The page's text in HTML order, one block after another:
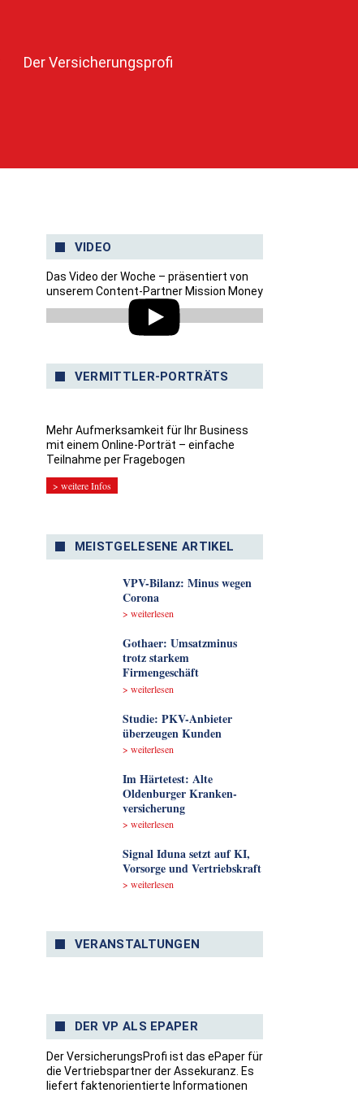
Der Versicherungsprofi
VIDEO
Das Video der Woche – präsentiert von
unserem Content-Partner Mission Money
VERMITTLER-PORTRÄTS
Mehr Aufmerksamkeit für Ihr Business
mit einem Online-Porträt – einfache
Teilnahme per Fragebogen
> weitere Infos
MEISTGELESENE ARTIKEL
VPV-Bilanz: Minus wegen
Corona
> weiterlesen
Gothaer: Umsatzminus
trotz starkem
Firmengeschäft
> weiterlesen
Studie: PKV-Anbieter
überzeugen Kunden
> weiterlesen
Im Härtetest: Alte
Oldenburger Kranken­
versicherung
> weiterlesen
Signal Iduna setzt auf KI,
Vorsorge und Vertriebskraft
> weiterlesen
VERANSTALTUNGEN
DER VP ALS EPAPER
Der VersicherungsProfi ist das ePaper für
die Vertriebspartner der Assekuranz. Es
liefert faktenorientierte Informationen